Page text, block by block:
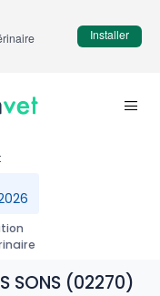
SONS (02270)
Installer